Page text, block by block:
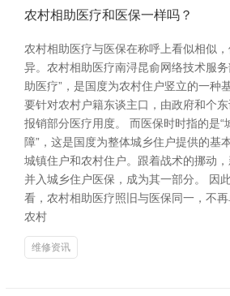
农村相助医疗和医保一样吗？
农村相助医疗与医保在称呼上看似相似
异。农村相助医疗南浔昆俞网络技术服
助医疗”，是国度为农村住户竖立的一种
要针对农村户籍东谈主口，由政府和个
报销部分医疗用度。 而医保时时指的是“
障”，这是国度为整体城乡住户提供的基
城镇住户和农村住户。跟着战术的挪动
并入城乡住户医保，成为其一部分。 因
看，农村相助医疗照旧与医保同一，不
农村
维修资讯